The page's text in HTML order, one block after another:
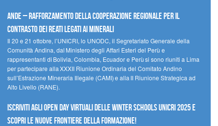
Ande – Rafforzamento della cooperazione regionale per il
contrasto dei reati legati ai minerali
Il 20 e 21 ottobre, l’UNICRI, lo UNODC, il Segretariato Generale della
Comunità Andina, dal Ministero degli Affari Esteri del Perù e
rappresentanti di Bolivia, Colombia, Ecuador e Perù si sono riuniti a Lima
per partecipare alla XXXII Riunione Ordinaria del Comitato Andino
sull’Estrazione Mineraria Illegale (CAMI) e alla II Riunione Strategica ad
Alto Livello (RANE).
Iscriviti agli Open Day Virtuali delle Winter Schools UNICRI 2025 e
scopri le nuove frontiere della formazione!